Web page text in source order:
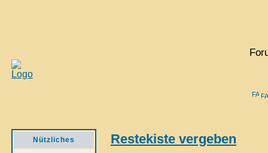
Nützliches Restekiste vergeben